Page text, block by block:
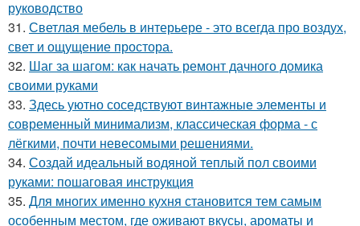
руководство
31. Светлая мебель в интерьере - это всегда про воздух,
свет и ощущение простора.
32. Шаг за шагом: как начать ремонт дачного домика
своими руками
33. Здесь уютно соседствуют винтажные элементы и
современный минимализм, классическая форма - с
лёгкими, почти невесомыми решениями.
34. Создай идеальный водяной теплый пол своими
руками: пошаговая инструкция
35. Для многих именно кухня становится тем самым
особенным местом, где оживают вкусы, ароматы и